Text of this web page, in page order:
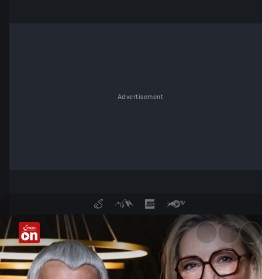
Advertisement
Mit Monika Gruber und